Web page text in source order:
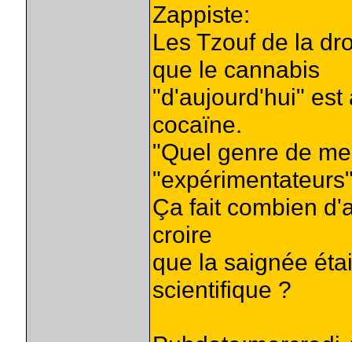
Zappiste:
Les Tzouf de la
que le cannabis
"d'aujourd'hui" est
cocaïne.
"Quel genre de
Ça fait combien
croire
que la saignée
scientifique ?